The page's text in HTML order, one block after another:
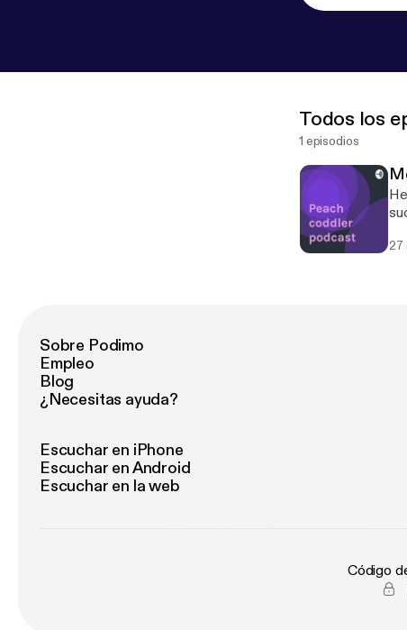
Todos los
1 episodios
27
Sobre Podimo
Empleo
Blog
¿Necesitas ayuda?
Escuchar en iPhone
Escuchar en Android
Escuchar en la web
Código